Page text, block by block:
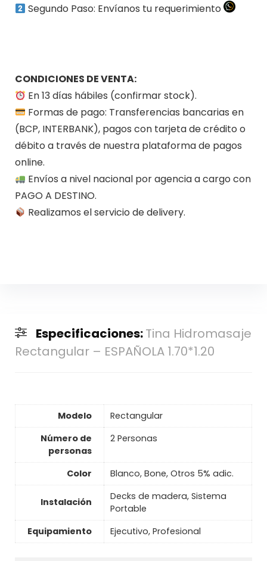
Segundo Paso: Envíanos tu requerimiento
CONDICIONES DE VENTA:
En 13 días hábiles (confirmar stock).
Formas de pago: Transferencias bancarias en
(BCP, INTERBANK), pagos con tarjeta de crédito o
débito a través de nuestra plataforma de pagos
online.
Envíos a nivel nacional por agencia a cargo con
PAGO A DESTINO.
Realizamos el servicio de delivery.
Especificaciones:Tina Hidromasaje
Rectangular – ESPAÑOLA 1.70*1.20
Modelo
Rectangular
Número de
personas
2 Personas
Color Blanco, Bone, Otros 5% adic.
Instalación
Decks de madera, Sistema
Portable
Equipamiento
Ejecutivo, Profesional